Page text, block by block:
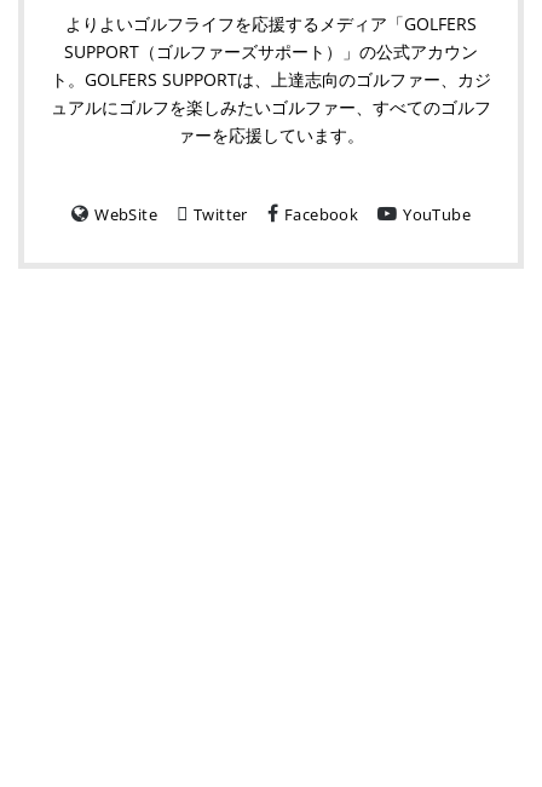
よりよいゴルフライフを応援するメディア「GOLFERS
SUPPORT（ゴルファーズサポート）」の公式アカウン
ト。GOLFERS SUPPORTは、上達志向のゴルファー、カジ
ュアルにゴルフを楽しみたいゴルファー、すべてのゴルフ
ァーを応援しています。
WebSite Twitter Facebook YouTube